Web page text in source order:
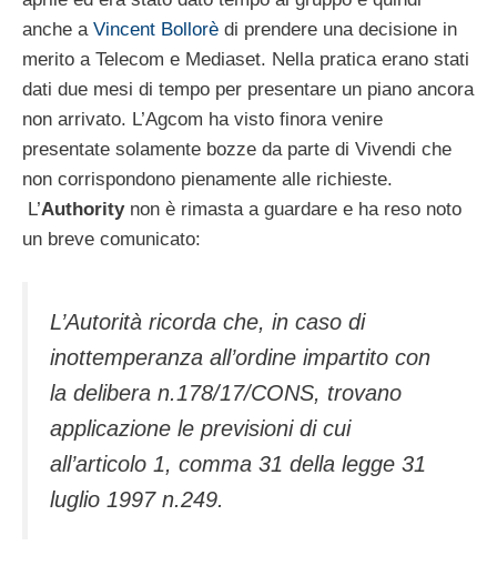
anche a Vincent Bollorè di prendere una decisione in
merito a Telecom e Mediaset. Nella pratica erano stati
dati due mesi di tempo per presentare un piano ancora
non arrivato. L’Agcom ha visto finora venire
presentate solamente bozze da parte di Vivendi che
non corrispondono pienamente alle richieste.
L’Authoritynon è rimasta a guardare e ha reso noto
un breve comunicato:
L’Autorità ricorda che, in caso di
inottemperanza all’ordine impartito con
la delibera n.178/17/CONS, trovano
applicazione le previsioni di cui
all’articolo 1, comma 31 della legge 31
luglio 1997 n.249.